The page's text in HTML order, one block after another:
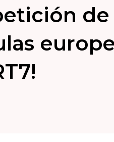
de